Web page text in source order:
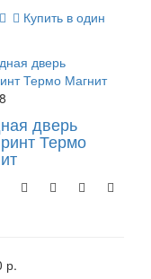
Купить в один
дверь
Термо
р.